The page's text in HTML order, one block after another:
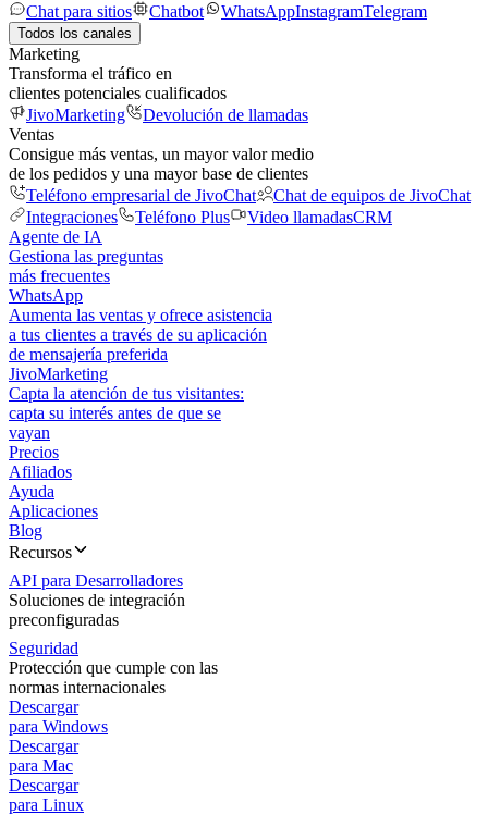
Chat para sitios
Chatbot WhatsAppInstagramTelegram
Todos los canales
Marketing
Transforma el tráfico en
clientes potenciales cualificados
JivoMarketing
Devolución de llamadas
Ventas
Consigue más ventas, un mayor valor medio
de los pedidos y una mayor base de clientes
Teléfono empresarial de JivoChat
Chat de equipos de JivoChat
Integraciones
Teléfono Plus Video llamadasCRM
Agente de IA
Gestiona las preguntas
más frecuentes
WhatsApp
Aumenta las ventas y ofrece asistencia
a tus clientes a través de su aplicación
de mensajería preferida
JivoMarketing
Capta la atención de tus visitantes:
capta su interés antes de que se
vayan
Precios
Afiliados
Ayuda
Aplicaciones
Blog
Recursos
API para Desarrolladores
Soluciones de integración
preconfiguradas
Seguridad
Protección que cumple con las
normas internacionales
Descargar
para Windows
Descargar
para Mac
Descargar
para Linux